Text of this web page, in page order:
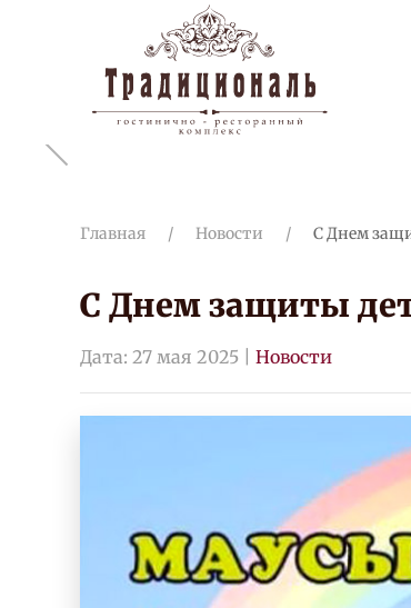
Перейти к содержимому
Главная Новости С Днем
С Днем защиты
Дата: 27 мая 2025 Новости